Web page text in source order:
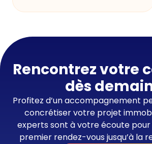
Rencontrez votre
dès
Profitez d’un accompagnement
concrétiser votre projet
experts sont à votre écoute pour
premier rendez-vous jusqu’à la